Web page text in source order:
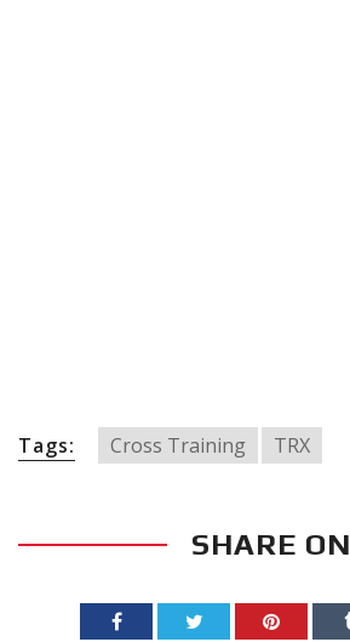
Tags: Cross Training TRX
SHARE ON